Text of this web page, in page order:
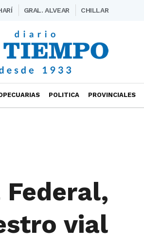
GRAL. ALVEAR CHILLAR
POLITICA PROVINCIALES
vial